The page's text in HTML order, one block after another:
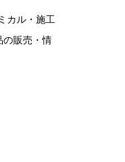
カル・施工
の販売・情